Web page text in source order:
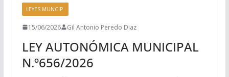
LEYES MUNCIP.
15/06/2026 Gil Antonio Peredo Diaz
LEY AUTONÓMICA MUNICIPAL
N.º656/2026